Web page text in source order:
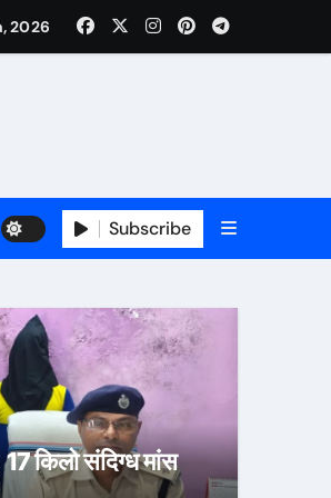
बीज, 1,571 किसान होंगे लाभान्वित
2026
Subscribe
किलो संदिग्ध मांस